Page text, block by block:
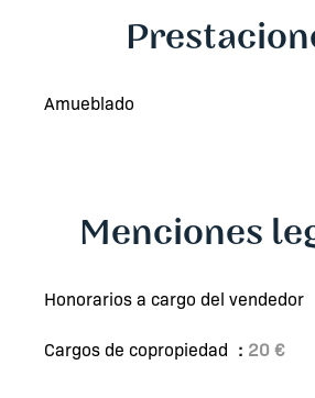
Amueblado
Menciones
Honorarios a cargo del vendedor
Cargos de copropiedad 20 €